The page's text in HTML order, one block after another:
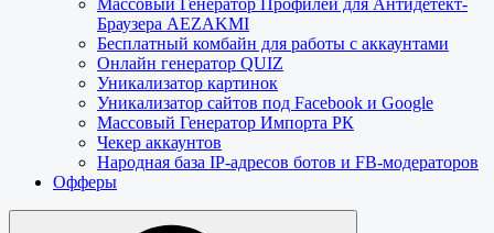
Массовый Генератор Профилей для Антидетект-
Браузера AEZAKMI
Бесплатный комбайн для работы с аккаунтами
Онлайн генератор QUIZ
Уникализатор картинок
Уникализатор сайтов под Facebook и Google
Массовый Генератор Импорта РК
Чекер аккаунтов
Народная база IP-адресов ботов и FB-модераторов
Офферы